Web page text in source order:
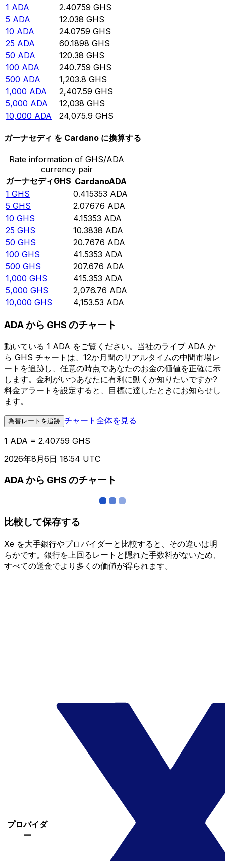
1 ADA 2.40759 GHS
5 ADA 12.038 GHS
10 ADA 24.0759 GHS
25 ADA 60.1898 GHS
50 ADA 120.38 GHS
100 ADA 240.759 GHS
500 ADA 1,203.8 GHS
1,000 ADA 2,407.59 GHS
5,000 ADA 12,038 GHS
10,000 ADA 24,075.9 GHS
ガーナセディ を Cardano に換算する
Rate information of GHS/ADA
currency pair
ガーナセディGHS CardanoADA
1 GHS 0.415353 ADA
5 GHS 2.07676 ADA
10 GHS 4.15353 ADA
25 GHS 10.3838 ADA
50 GHS 20.7676 ADA
100 GHS 41.5353 ADA
500 GHS 207.676 ADA
1,000 GHS 415.353 ADA
5,000 GHS 2,076.76 ADA
10,000 GHS 4,153.53 ADA
ADA から GHS のチャート
動いている 1 ADA をご覧ください。当社のライブ ADA か
ら GHS チャートは、12か月間のリアルタイムの中間市場レ
ートを追跡し、任意の時点であなたのお金の価値を正確に示
します。金利がいつあなたに有利に動くか知りたいですか?
料金アラートを設定すると、目標に達したときにお知らせし
ます。
為替レートを追跡 チャート全体を見る
1 ADA = 2.40759 GHS
2026年8月6日 18:54 UTC
ADA から GHS のチャート
比較して保存する
Xe を大手銀行やプロバイダーと比較すると、その違いは明
らかです。銀行を上回るレートと隠れた手数料がないため、
すべての送金でより多くの価値が得られます。
プロバイダ
ー